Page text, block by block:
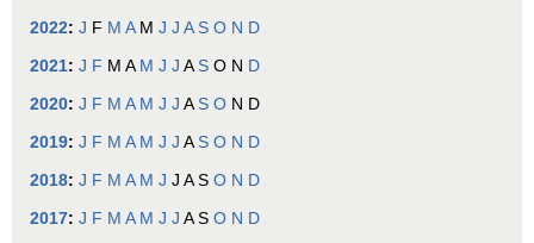
2022: J F M A M J J A S O N D
2021: J F M A M J J A S O N D
2020: J F M A M J J A S O N D
2019: J F M A M J J A S O N D
2018: J F M A M J J A S O N D
2017: J F M A M J J A S O N D